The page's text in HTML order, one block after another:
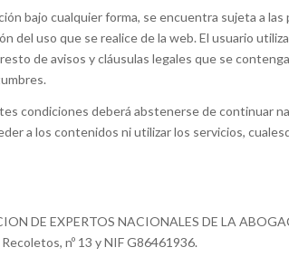
bajo cualquier forma, se encuentra sujeta a
del uso que se realice de la web. El usuario
de avisos y cláusulas legales que se
condiciones deberá abstenerse de continuar
a los contenidos ni utilizar los servicios,
DE EXPERTOS NACIONALES DE LA
nº 13 y NIF G86461936.